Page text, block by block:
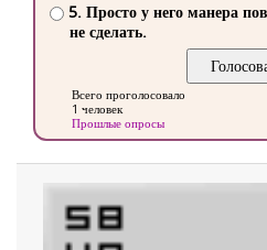
5. Просто у него манера
не сделать.
Всего проголосовало
1 человек
Прошлые опросы